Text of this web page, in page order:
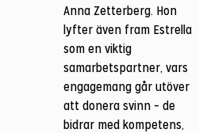
Anna Zetterberg. Hon
lyfter även fram Estrella
som en viktig
samarbetspartner, vars
engagemang går utöver
att donera svinn – de
bidrar med kompetens,